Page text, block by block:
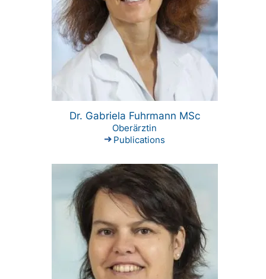
Dr. Gabriela Fuhrmann MSc
Oberärztin
Publications